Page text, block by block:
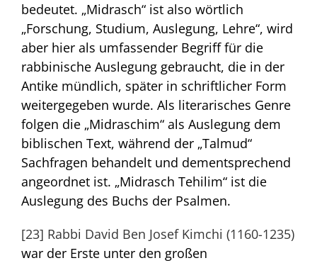
bedeutet. „Midrasch“ ist also wörtlich
„Forschung, Studium, Auslegung, Lehre“, wird
aber hier als umfassender Begriff für die
rabbinische Auslegung gebraucht, die in der
Antike mündlich, später in schriftlicher Form
weitergegeben wurde. Als literarisches Genre
folgen die „Midraschim“ als Auslegung dem
biblischen Text, während der „Talmud“
Sachfragen behandelt und dementsprechend
angeordnet ist. „Midrasch Tehilim“ ist die
Auslegung des Buchs der Psalmen.
[23] Rabbi David Ben Josef Kimchi (1160-1235)
war der Erste unter den großen